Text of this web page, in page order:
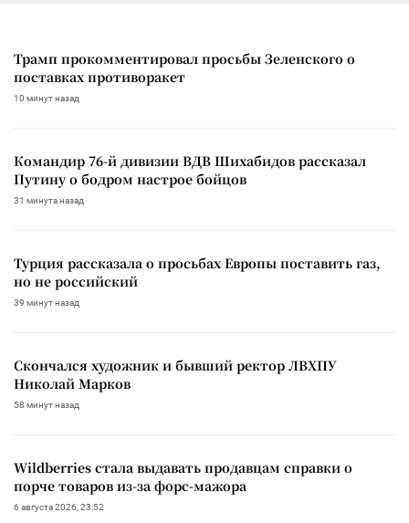
Трамп прокомментировал просьбы Зеленского о
поставках противоракет
10 минут назад
Командир 76-й дивизии ВДВ Шихабидов рассказал
Путину о бодром настрое бойцов
31 минута назад
Турция рассказала о просьбах Европы поставить газ,
но не российский
39 минут назад
Скончался художник и бывший ректор ЛВХПУ
Николай Марков
58 минут назад
Wildberries стала выдавать продавцам справки о
порче товаров из-за форс-мажора
6 августа 2026, 23:52